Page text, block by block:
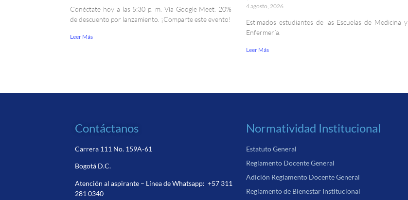
Conéctate hoy a las 5:30 p. m. Vía Google Meet. 20%
de descuento por lanzamiento. ¡Comparte este evento!
Leer Más
4 agosto, 2026
Estimados estudiantes de las Escuelas de Medicina y
Enfermería.
Leer Más
Contáctanos
Carrera 111 No. 159A-61
Bogotá D.C.
Atención al aspirante – Línea de Whatsapp:+57 311
281 0340
Normatividad Institucional
Estatuto General
Reglamento Docente General
Adición Reglamento Docente General
Reglamento de Bienestar Institucional